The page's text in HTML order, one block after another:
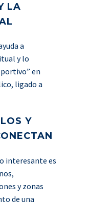
LA
a
y lo
en
ligado a
Y
interesante es
y zonas
de una